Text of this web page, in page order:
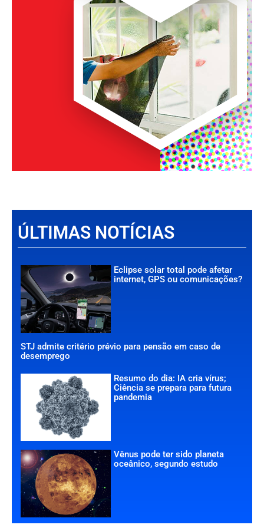
ÚLTIMAS NOTÍCIAS
Eclipse solar total pode afetar
internet, GPS ou comunicações?
STJ admite critério prévio para pensão em caso de
desemprego
Resumo do dia: IA cria vírus;
Ciência se prepara para futura
pandemia
Vênus pode ter sido planeta
oceânico, segundo estudo